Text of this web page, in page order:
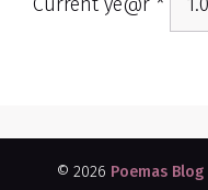
© 2026 Poemas Blog